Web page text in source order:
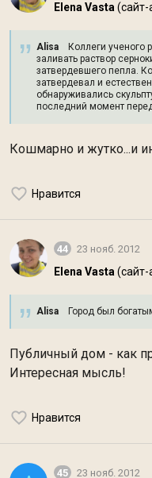
Elena Vasta
Alisa Коллеги ученого
заливать раствор
затвердевшего пепла.
затвердевал и
обнаруживались
последний момент
Кошмарно и жутко...и
Нравится
44 23 нояб. 2012
Elena Vasta
Alisa Город был
Публичный дом - как
Интересная мысль!
Нравится
45 23 нояб. 2012